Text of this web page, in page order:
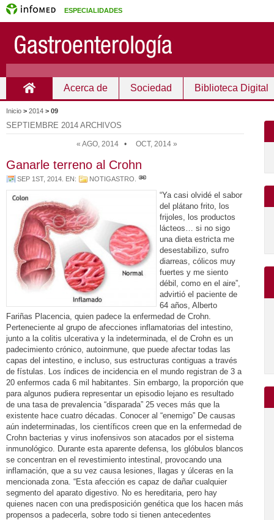
ESPECIALIDADES
Acerca de Sociedad Biblioteca Digital
Inicio > 2014 > 09
SEPTIEMBRE 2014 ARCHIVOS
« AGO, 2014 • OCT, 2014 »
Ganarle terreno al Crohn
SEP 1ST, 2014 . EN: NOTIGASTRO
“Ya casi olvidé el sabor
del plátano frito, los
frijoles, los productos
lácteos… si no sigo
una dieta estricta me
desestabilizo, sufro
diarreas, cólicos muy
fuertes y me siento
débil, como en el aire”,
advirtió el paciente de
64 años, Alberto
Fariñas Placencia, quien padece la enfermedad de Crohn.
Perteneciente al grupo de afecciones inflamatorias del intestino,
junto a la colitis ulcerativa y la indeterminada, el de Crohn es un
padecimiento crónico, autoinmune, que puede afectar todas las
capas del intestino, e incluso, sus estructuras contiguas a través
de fístulas. Los índices de incidencia en el mundo registran de 3 a
20 enfermos cada 6 mil habitantes. Sin embargo, la proporción que
para algunos pudiera representar un episodio lejano es resultado
de una tasa de prevalencia “disparada” 25 veces más que la
existente hace cuatro décadas. Conocer al “enemigo” De causas
aún indeterminadas, los científicos creen que en la enfermedad de
Crohn bacterias y virus inofensivos son atacados por el sistema
inmunológico. Durante esta aparente defensa, los glóbulos blancos
se concentran en el revestimiento intestinal, provocando una
inflamación, que a su vez causa lesiones, llagas y úlceras en la
mencionada zona. “Esta afección es capaz de dañar cualquier
segmento del aparato digestivo. No es hereditaria, pero hay
quienes nacen con una predisposición genética que los hacen más
propensos a padecerla, sobre todo si tienen antecedentes